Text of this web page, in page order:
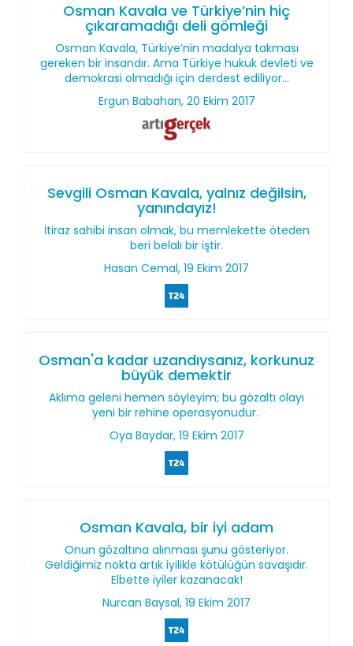
Osman Kavala ve Türkiye’nin hiç
çıkaramadığı deli gömleği
Osman Kavala, Türkiye’nin madalya takması
gereken bir insandır. Ama Türkiye hukuk devleti ve
demokrasi olmadığı için derdest ediliyor...
Ergun Babahan, 20 Ekim 2017
Sevgili Osman Kavala, yalnız değilsin,
yanındayız!
İtiraz sahibi insan olmak, bu memlekette öteden
beri belalı bir iştir.
Hasan Cemal, 19 Ekim 2017
Osman'a kadar uzandıysanız, korkunuz
büyük demektir
Aklıma geleni hemen söyleyim; bu gözaltı olayı
yeni bir rehine operasyonudur.
Oya Baydar, 19 Ekim 2017
Osman Kavala, bir iyi adam
Onun gözaltına alınması şunu gösteriyor.
Geldiğimiz nokta artık iyilikle kötülüğün savaşıdır.
Elbette iyiler kazanacak!
Nurcan Baysal, 19 Ekim 2017